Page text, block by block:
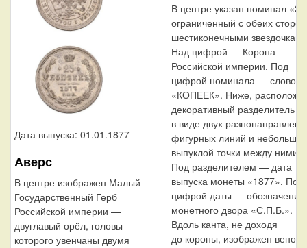
Дата выпуска: 01.01.1877
Аверс
В центре изображен Малый
Государственный Герб
Российской империи —
двуглавый орёл, головы
которого увенчаны двумя
В центре указан номинал
ограниченный с обеих сторон
шестиконечными
Над цифрой — Корона
Российской империи. Под
цифрой номинала — слово
«КОПЕЕК». Ниже,
декоративный разделитель
в виде двух
фигурных линий и небольшой
выпуклой точки между ними.
Под разделителем — дата
выпуска монеты «1877». Под
цифрой даты — обозначение
монетного двора «С.П.Б.».
Вдоль канта, не доходя
до короны, изображен венок